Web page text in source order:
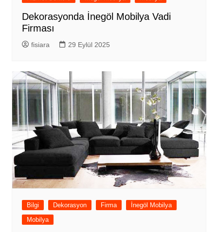
Dekorasyonda İnegöl Mobilya Vadi
Firması
fisiara 29 Eylül 2025
Bilgi Dekorasyon Firma
İnegöl Mobilya
Mobilya